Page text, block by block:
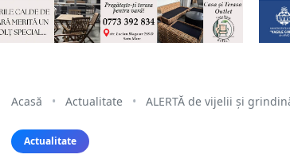
Acasă • Actualitate • ALERTĂ de vijelii și
Actualitate